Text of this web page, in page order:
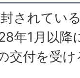
されてい
年1月以降
交付を受